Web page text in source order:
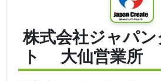
株式会社ジャパ
ト 大仙営業所